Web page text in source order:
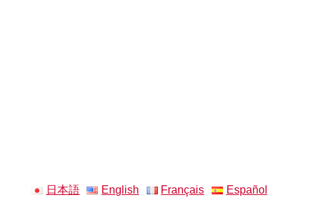
日本語 English Français Español